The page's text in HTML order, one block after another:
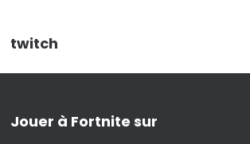
twitch
Jouer à Fortnite sur